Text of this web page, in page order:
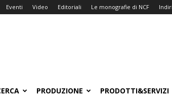
Eventi Video Editoriali Le monografie di NCF
PRODUZIONE PRODOTTI&SERVIZI